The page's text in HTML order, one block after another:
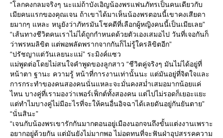
“โลกคงกลมจริงๆ นะแม่ถ้าบังเอิญน้องพรแฟนภัทรเป็นคนเดียวกับ
เมียคนแรกของคุณเจน ถ้าเขาได้มาเห็นน้องพรตอนนี้เขาคงเสียดา
มากๆ แหละ หนูยังว่าภัทรมันโชคดีที่เลือกผู้หญิงคนนี้เป็นเมียเลย”
“เส้นทางชีวิตคนเราไม่ได้ถูกกำหนดด้วยตัวเองเสมอไป วันที่เจอกันก็
ว่าพรหมลิขิต แต่พอพลัดพรากจากกันก็ไม่รู้ใครลิขิตอีก”
“ปรัชญาแต่วันเลยนะแม่” ระมิงค์แซว
ม่พูดต่อโดยไม่สนใจคำพูดของลูกสาว “ชีวิตคู่จริงๆ มันไม่ได้อยู่ที่
หน้าตา ฐานะ ความรู้ หน้าที่การงานเท่านั้นนะ แต่มันอยู่ที่จิตใจและ
การกระทำของคนสองคนนั่นแหละจะมั่นคงสม่ำเสมอมากน้อยแค่
ไหน บางคู่ที่เรามองว่าเพอร์เฟ็กต์ทั้งสองคน แต่ไปไม่รอดก็เยอะแยะ
ต่ทำไมบางคู่ไม่มีอะไรที่จะให้คนอื่นอิจฉาได้เลยดันอยู่กันยันตาย”
“นั่นสินะ”
“เจนกับน้องพรเขารักกันมากตอนอยู่เมืองนอกจนถึงขั้นแต่งงานเพราะ
อยากอยู่ด้วยกัน แต่มันยังไม่มากพอ ไม่อดทนที่จะฟันฝ่าอุปสรรคความ